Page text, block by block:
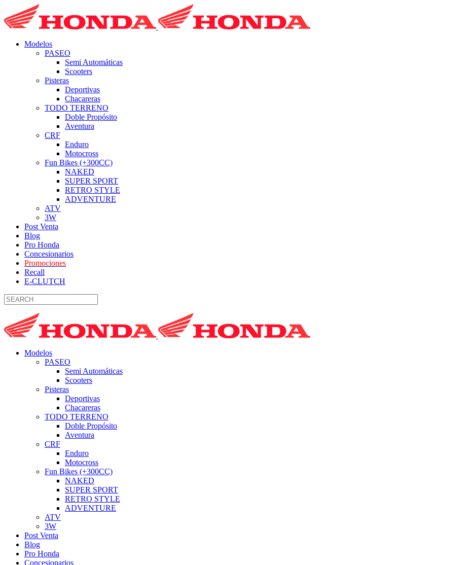
Modelos
PASEO
Semi Automáticas
Scooters
Pisteras
Deportivas
Chacareras
TODO TERRENO
Doble Propósito
Aventura
CRF
Enduro
Motocross
Fun Bikes (+300CC)
NAKED
SUPER SPORT
RETRO STYLE
ADVENTURE
ATV
3W
Post Venta
Blog
Pro Honda
Concesionarios
Promociones
Recall
E-CLUTCH
Modelos
PASEO
Semi Automáticas
Scooters
Pisteras
Deportivas
Chacareras
TODO TERRENO
Doble Propósito
Aventura
CRF
Enduro
Motocross
Fun Bikes (+300CC)
NAKED
SUPER SPORT
RETRO STYLE
ADVENTURE
ATV
3W
Post Venta
Blog
Pro Honda
Concesionarios